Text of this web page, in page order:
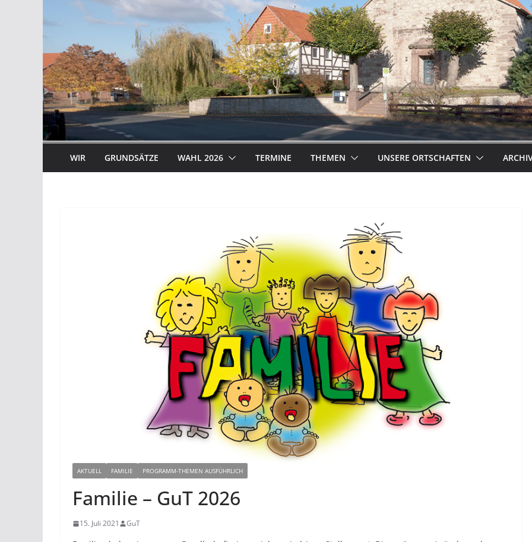
WIR GRUNDSÄTZE WAHL 2026 TERMINE THEMEN UNSERE ORTSCHAFTEN
AKTUELL FAMILIE PROGRAMM-THEMEN AUSFÜHRLICH
Familie – GuT 2026
15. Juli 2021 GuT